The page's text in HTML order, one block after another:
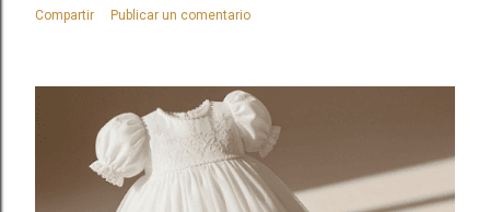
Compartir Publicar un comentario